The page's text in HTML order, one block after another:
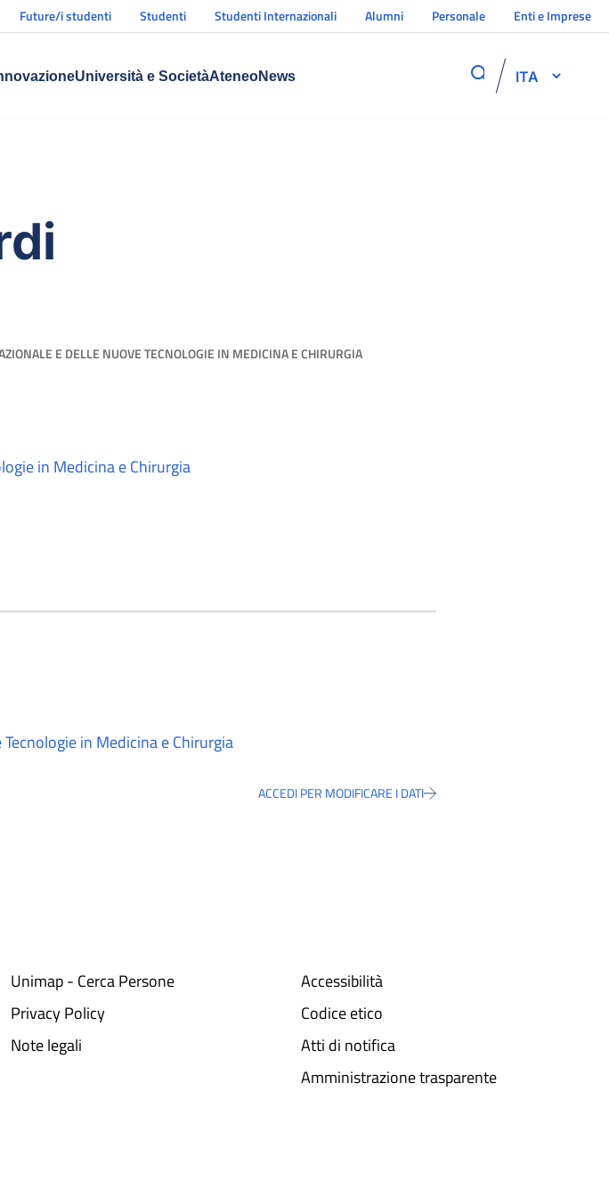
Future/i studenti Studenti Studenti Internazionali Alumni Personale Enti e Imprese
Università e SocietàAteneoNews ITA
E DELLE NUOVE TECNOLOGIE IN MEDICINA E CHIRURGIA
in Medicina e Chirurgia
in Medicina e Chirurgia
ACCEDI PER MODIFICARE I DATI
Unimap - Cerca Persone
Privacy Policy
Note legali
Accessibilità
Codice etico
Atti di notifica
Amministrazione trasparente